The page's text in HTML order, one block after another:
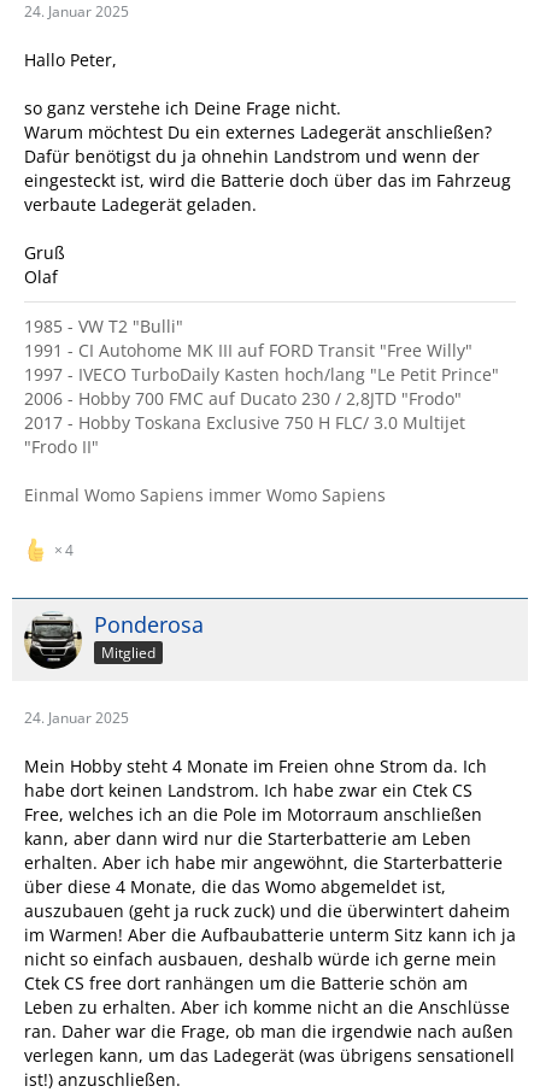
24. Januar 2025
Hallo Peter,
so ganz verstehe ich Deine Frage nicht.
Warum möchtest Du ein externes Ladegerät anschließen?
Dafür benötigst du ja ohnehin Landstrom und wenn der
eingesteckt ist, wird die Batterie doch über das im Fahrzeug
verbaute Ladegerät geladen.
Gruß
Olaf
1985 - VW T2 "Bulli"
1991 - CI Autohome MK III auf FORD Transit "Free Willy"
1997 - IVECO TurboDaily Kasten hoch/lang "Le Petit Prince"
2006 - Hobby 700 FMC auf Ducato 230 / 2,8JTD "Frodo"
2017 - Hobby Toskana Exclusive 750 H FLC/ 3.0 Multijet
"Frodo II"
Einmal Womo Sapiens immer Womo Sapiens
4
Ponderosa
Mitglied
24. Januar 2025
Mein Hobby steht 4 Monate im Freien ohne Strom da. Ich
habe dort keinen Landstrom. Ich habe zwar ein Ctek CS
Free, welches ich an die Pole im Motorraum anschließen
kann, aber dann wird nur die Starterbatterie am Leben
erhalten. Aber ich habe mir angewöhnt, die Starterbatterie
über diese 4 Monate, die das Womo abgemeldet ist,
auszubauen (geht ja ruck zuck) und die überwintert daheim
im Warmen! Aber die Aufbaubatterie unterm Sitz kann ich ja
nicht so einfach ausbauen, deshalb würde ich gerne mein
Ctek CS free dort ranhängen um die Batterie schön am
Leben zu erhalten. Aber ich komme nicht an die Anschlüsse
ran. Daher war die Frage, ob man die irgendwie nach außen
verlegen kann, um das Ladegerät (was übrigens sensationell
ist!) anzuschließen.